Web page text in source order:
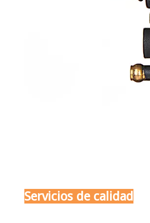
Servicios de calidad